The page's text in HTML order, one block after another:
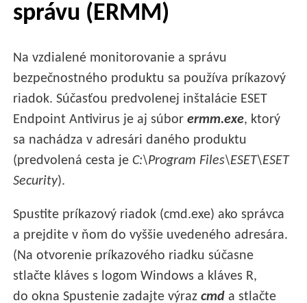
správu (ERMM)
Na vzdialené monitorovanie a správu
bezpečnostného produktu sa používa príkazový
riadok. Súčasťou predvolenej inštalácie ESET
Endpoint Antivirus je aj súborermm.exe, ktorý
sa nachádza v adresári daného produktu
(predvolená cesta jeC:\Program Files\ESET\ESET
Security).
Spustite príkazový riadok (cmd.exe) ako správca
a prejdite v ňom do vyššie uvedeného adresára.
(Na otvorenie príkazového riadku súčasne
stlačte kláves s logom Windows a kláves R,
do okna Spustenie zadajte výrazcmd a stlačte